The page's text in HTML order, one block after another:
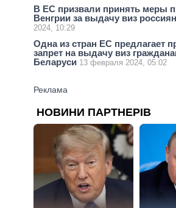
В ЕС призвали принять меры
Венгрии за выдачу виз
2024, 10:29
Одна из стран ЕС предлагает
запрет на выдачу виз
Беларуси 13 февраля 2024, 05:02